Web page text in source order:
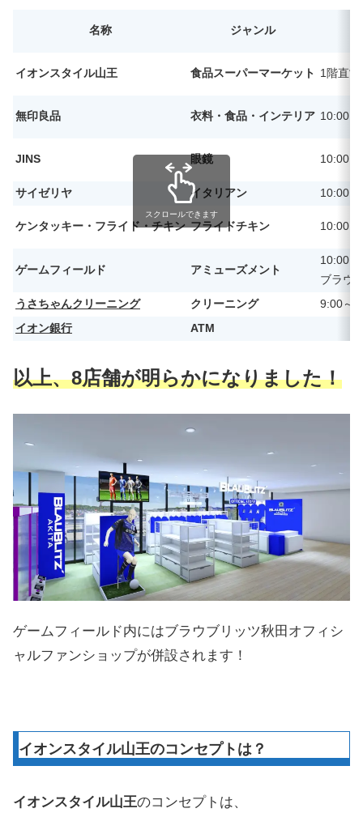
名称 ジャンル
イオンスタイル山王 食品スーパーマーケット 1階直
無印良品 衣料・食品・インテリア 10:00
JINS 眼鏡 10:00
サイゼリヤ イタリアン 10:00
ケンタッキー・フライド・チキン フライドチキン 10:00
ゲームフィールド アミューズメント
10:00
ブラウ
うさちゃんクリーニング
クリーニング
9:00～
イオン銀行
ATM
スクロールできます
以上、8店舗が明らかになりました！
ゲームフィールド内にはブラウブリッツ秋田オフィシ
ャルファンショップが併設されます！
イオンスタイル山王のコンセプトは？
イオンスタイル山王のコンセプトは、